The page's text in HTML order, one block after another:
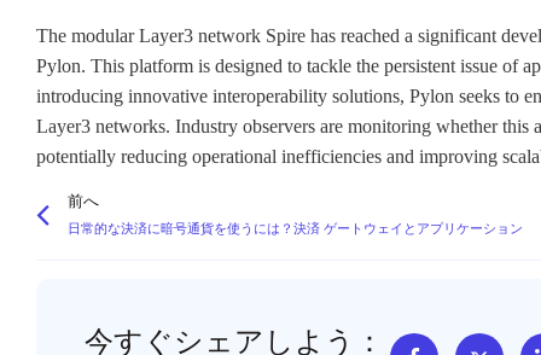
The modular Layer3 network Spire has reached a significant
Pylon. This platform is designed to tackle the persistent issue of
introducing innovative interoperability solutions, Pylon seeks to
Layer3 networks. Industry observers are monitoring whether
potentially reducing operational inefficiencies and improving
前へ
日常的な決済に暗号通貨を使うには？決済 ゲートウェイとアプリケーション
今すぐシェアしよう：